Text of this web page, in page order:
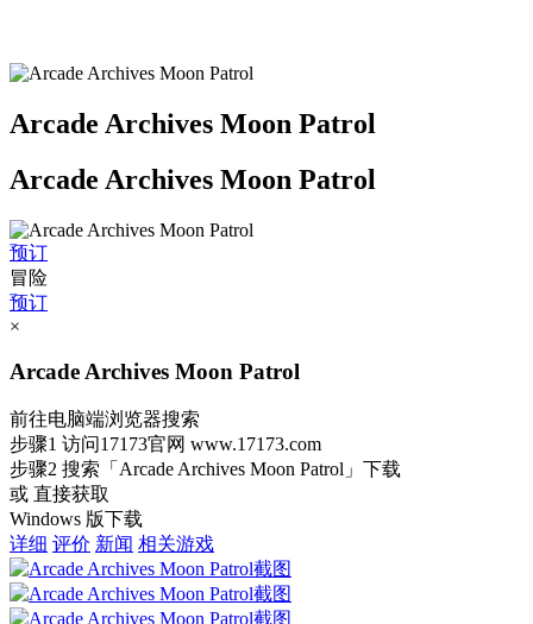
Arcade Archives Moon Patrol
Arcade Archives Moon Patrol
预订
冒险
预订
×
Arcade Archives Moon Patrol
前往电脑端浏览器搜索
步骤1 访问17173官网 www.17173.com
步骤2 搜索 「Arcade Archives Moon Patrol」 下载
或 直接获取
Windows 版下载
详细 评价 新闻 相关游戏